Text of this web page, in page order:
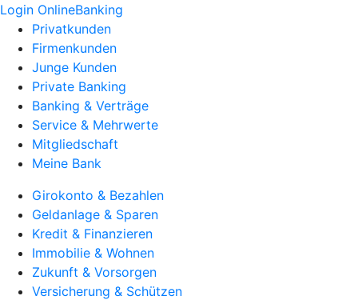
Login OnlineBanking
Privatkunden
Firmenkunden
Junge Kunden
Private Banking
Banking & Verträge
Service & Mehrwerte
Mitgliedschaft
Meine Bank
Girokonto & Bezahlen
Geldanlage & Sparen
Kredit & Finanzieren
Immobilie & Wohnen
Zukunft & Vorsorgen
Versicherung & Schützen